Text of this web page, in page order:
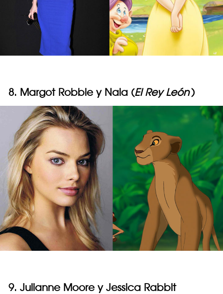
8. Margot Robbie y Nala (El Rey León)
9. Julianne Moore y Jessica Rabbit